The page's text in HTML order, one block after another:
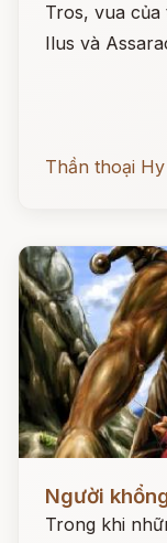
Tros, vua
Ilus và
Thần thoại
Người
Trong khi